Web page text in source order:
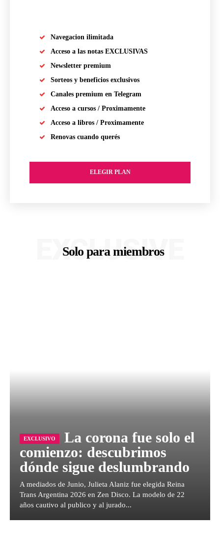
Navegacion ilimitada
Acceso a las notas EXCLUSIVAS
Newsletter premium
Sorteos y beneficios exclusivos
Canales premium en Telegram
Acceso a cursos / Proximamente
Acceso a libros / Proximamente
Renovas cuando querés
ELEGIR PLAN
Solo para miembros
EXCLUSIVE
La corona fue solo el
comienzo: descubrimos
dónde sigue deslumbrando
A mediados de Junio, Julieta Alaniz fue elegida Reina
Trans Argentina 2026 en Zen Disco. La modelo de 22
años cautivo al publico y al jurado...